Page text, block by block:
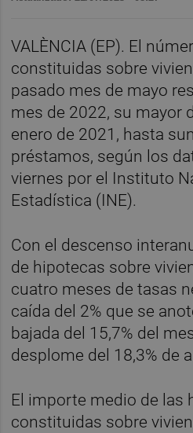
VALÈNCIA (EP). El
constituidas sobre
pasado mes de mayo
mes de 2022, su mayor
enero de 2021, hasta
préstamos, según los
viernes por el Instituto
Estadística (INE).
Con el descenso
de hipotecas sobre
cuatro meses de tasas
caída del 2% que se
bajada del 15,7% del
desplome del 18,3% de
El importe medio de las
constituidas sobre